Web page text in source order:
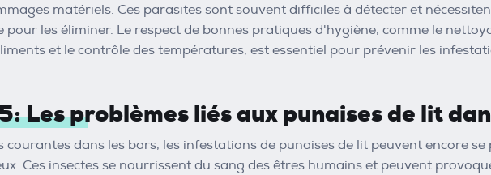
matériels. Ces parasites sont souvent difficiles à détecter et
pour les éliminer. Le respect de bonnes pratiques d'hygiène, comme le
et le contrôle des températures, est essentiel pour prévenir les
Les problèmes liés aux punaises de lit
courantes dans les bars, les infestations de punaises de lit peuvent encore
Ces insectes se nourrissent du sang des êtres humains et peuvent